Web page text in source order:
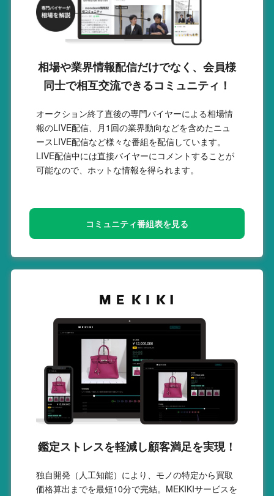
相場や業界情報配信だけでなく、会員様
同士で相互交流できるコミュニティ！
オークション終了直後の専門バイヤーによる相場情
報のLIVE配信、月1回の業界動向などを含めたニュ
ースLIVE配信など様々な番組を配信しています。
LIVE配信中には直接バイヤーにコメントすることが
可能なので、ホットな情報を得られます。
コミュニティ番組表を見る
鑑定ストレスを軽減し顧客満足を実現！
独自開発（人工知能）により、モノの特定から買取
価格算出までを最短10分で完結。MEKIKIサービスを